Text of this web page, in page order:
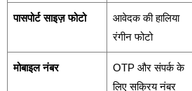
पासपोर्ट साइज़ फोटो
आवेदक की हालिया
रंगीन फोटो
मोबाइल नंबर
OTP और संपर्क के
लिए सक्रिय नंबर